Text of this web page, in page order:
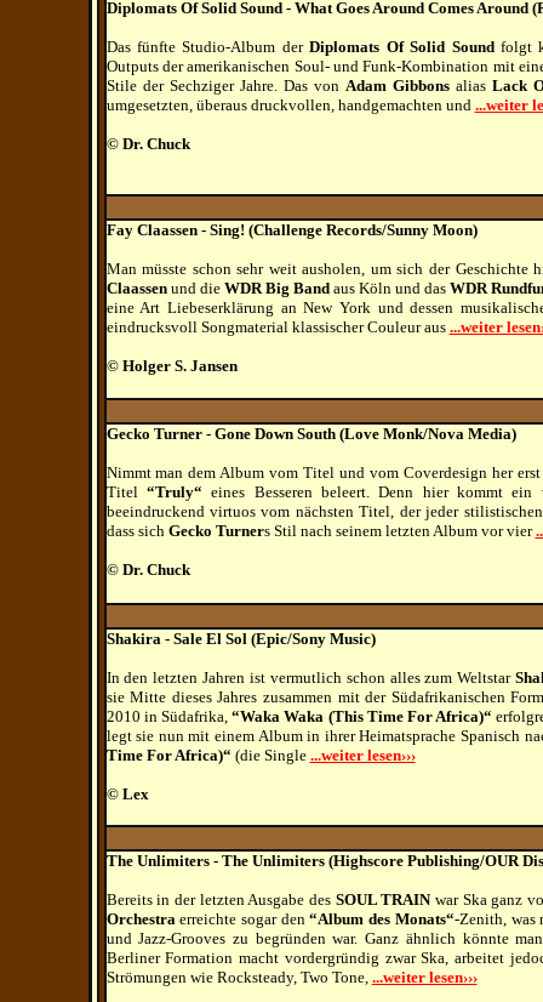
Diplomats Of Solid Sound - What Goes Around Comes Around
Das fünfte Studio-Album derDiplomats Of Solid Soundfolgt
Outputs der amerikanischen Soul- und Funk-Kombination mit
Stile der Sechziger Jahre. Das von Adam Gibbons aliasLack
umgesetzten, überaus druckvollen, handgemachten und ...weiter
© Dr. Chuck
Fay Claassen - Sing! (Challenge Records/Sunny Moon)
Man müsste schon sehr weit ausholen, um sich der
Claassenund die WDR Big Band aus Köln und dasWDR
eine Art Liebeserklärung an New York und dessen
eindrucksvoll Songmaterial klassischer Couleur aus ...weiter
© Holger S. Jansen
Gecko Turner - Gone Down South (Love Monk/Nova Media)
Nimmt man dem Album vom Titel und vom Coverdesign her
Titel “Truly“ eines Besseren beleert. Denn hier kommt ein
beeindruckend virtuos vom nächsten Titel, der jeder
dass sich Gecko Turners Stil nach seinem letzten Album vor vier
© Dr. Chuck
Shakira - Sale El Sol (Epic/Sony Music)
In den letzten Jahren ist vermutlich schon alles zum Weltstar
sie Mitte dieses Jahres zusammen mit der Südafrikanischen
2010 in Südafrika,“Waka Waka (This Time For Africa)“
legt sie nun mit einem Album in ihrer Heimatsprache Spanisch
Time For Africa)“ (die Single ...weiter lesen›››
© Lex
The Unlimiters - The Unlimiters (Highscore Publishing/OUR
Bereits in der letzten Ausgabe des SOUL TRAINwar Ska ganz
Orchestraerreichte sogar den“Album des Monats“-Zenith, was
und Jazz-Grooves zu begründen war. Ganz ähnlich könnte
Berliner Formation macht vordergründig zwar Ska, arbeitet
Strömungen wie Rocksteady, Two Tone, ...weiter lesen›››